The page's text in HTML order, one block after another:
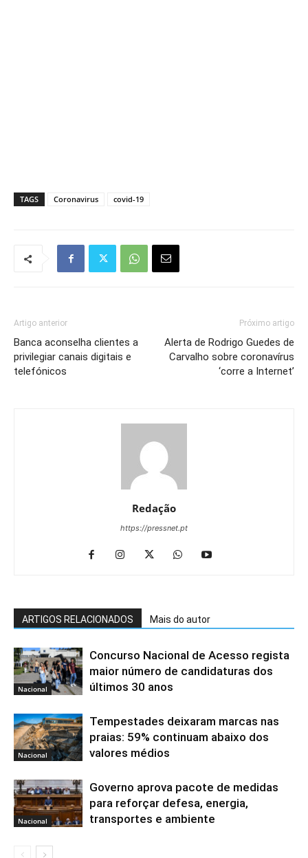
TAGS Coronavirus covid-19
Artigo anterior
Banca aconselha clientes a
privilegiar canais digitais e
telefónicos
Próximo artigo
Alerta de Rodrigo Guedes de
Carvalho sobre coronavírus
‘corre a Internet’
Redação
https://pressnet.pt
ARTIGOS RELACIONADOS Mais do autor
Nacional
Concurso Nacional de Acesso regista
maior número de candidaturas dos
últimos 30 anos
Nacional
Tempestades deixaram marcas nas
praias: 59% continuam abaixo dos
valores médios
Nacional
Governo aprova pacote de medidas
para reforçar defesa, energia,
transportes e ambiente